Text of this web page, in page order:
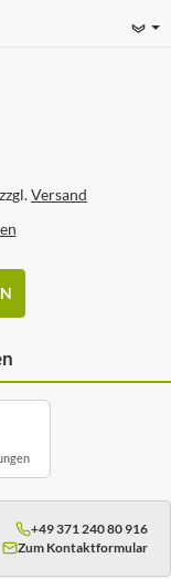
Versand
+49 371 240 80 916
Zum Kontaktformular